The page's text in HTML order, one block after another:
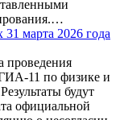
марта 2026 года
проведения
11 по физике и
будут
официальной